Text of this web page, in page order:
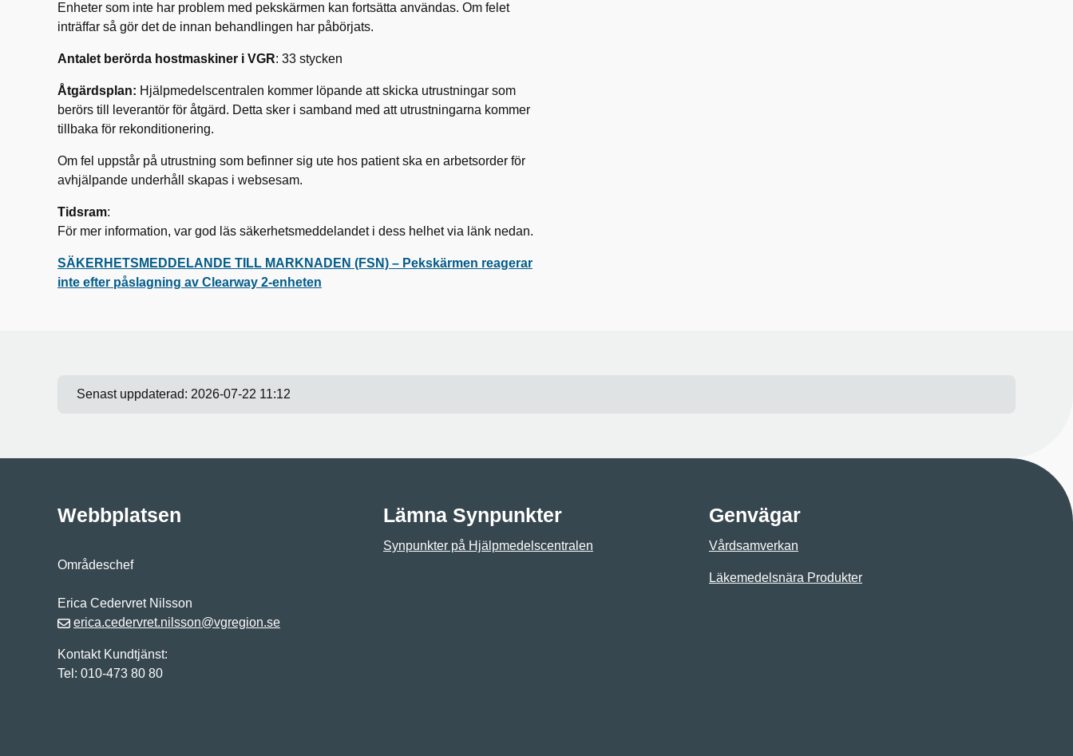
Enheter som inte har problem med pekskärmen kan fortsätta användas. Om felet
inträffar så gör det de innan behandlingen har påbörjats.
Antalet berörda hostmaskiner i VGR: 33 stycken
Åtgärdsplan: Hjälpmedelscentralen kommer löpande att skicka utrustningar som
berörs till leverantör för åtgärd. Detta sker i samband med att utrustningarna kommer
tillbaka för rekonditionering.
Om fel uppstår på utrustning som befinner sig ute hos patient ska en arbetsorder för
avhjälpande underhåll skapas i websesam.
Tidsram:
För mer information, var god läs säkerhetsmeddelandet i dess helhet via länk nedan.
SÄKERHETSMEDDELANDE TILL MARKNADEN (FSN) – Pekskärmen reagerar
inte efter påslagning av Clearway 2-enheten
Senast uppdaterad: 2026-07-22 11:12
Webbplatsen
Områdeschef
Erica Cedervret Nilsson
erica.cedervret.nilsson@vgregion.se
Kontakt Kundtjänst:
Tel: 010-473 80 80
Lämna Synpunkter
Synpunkter på Hjälpmedelscentralen
Genvägar
Vårdsamverkan
Läkemedelsnära Produkter